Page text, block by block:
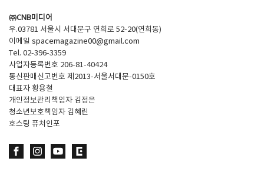
Contact
㈜CNB미디어
우.03781 서울시 서대문구 연희로 52-20(연희동)
이메일 spacemagazine00@gmail.com
Tel. 02-396-3359
사업자등록번호 206-81-40424
통신판매신고번호 제2013-서울서대문-0150호
대표자 황용철
개인정보관리책임자 김정은
청소년보호책임자 김혜린
호스팅 퓨처인포